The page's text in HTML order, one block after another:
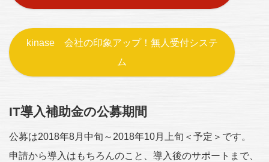
kinase 会社の印象アップ！無人受付システ
ム
IT導入補助金の公募期間
公募は2018年8月中旬～2018年10月上旬＜予定＞です。
申請から導入はもちろんのこと、導入後のサポートまで、